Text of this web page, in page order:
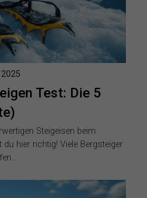
Test: Die 5
Steigeisen beim
du hier richtig! Viele Bergsteiger